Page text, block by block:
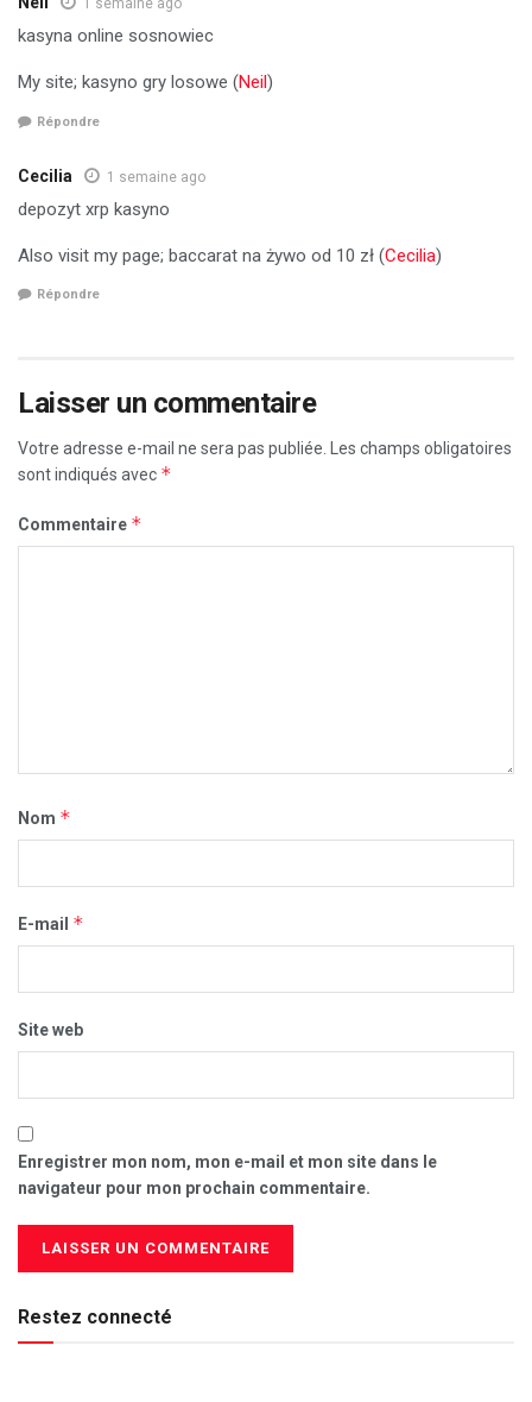
1 semaine ago
kasyna online sosnowiec
My site; kasyno gry losowe (Neil)
Répondre
Cecilia 1 semaine ago
depozyt xrp kasyno
Also visit my page; baccarat na żywo od 10 zł (Cecilia)
Répondre
Laisser un commentaire
Votre adresse e-mail ne sera pas publiée. Les champs obligatoires
sont indiqués avec *
Commentaire *
Nom *
E-mail *
Site web
Enregistrer mon nom, mon e-mail et mon site dans le
navigateur pour mon prochain commentaire.
Restez connecté